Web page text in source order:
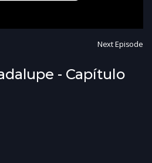
Next Episode
- Capítulo